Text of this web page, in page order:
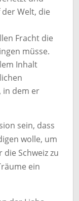
Welt, die
Fracht die
müsse.
Inhalt
in dem er
sein, dass
wolle, um
Schweiz zu
ein